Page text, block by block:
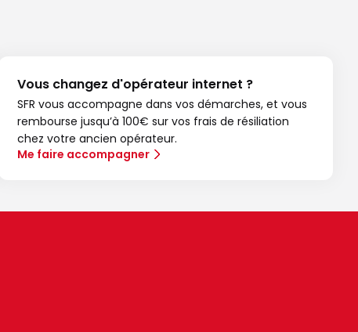
Vous changez d'opérateur internet ?
SFR vous accompagne dans vos démarches, et vous
rembourse jusqu’à 100€ sur vos frais de résiliation
chez votre ancien opérateur.
Me faire accompagner